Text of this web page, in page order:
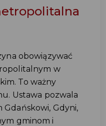
obowiązywać
w
To ważny
Ustawa pozwala
Gdańskowi, Gdyni,
gminom i